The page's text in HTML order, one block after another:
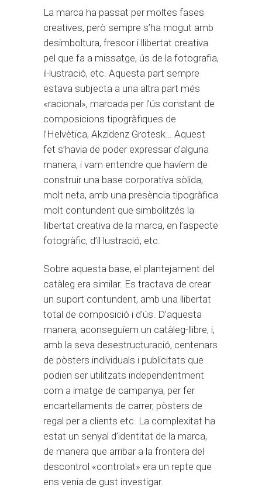
La marca ha passat per moltes fases
creatives, però sempre s’ha mogut amb
desimboltura, frescor i llibertat creativa
pel que fa a missatge, ús de la fotografia,
il·lustració, etc. Aquesta part sempre
estava subjecta a una altra part més
«racional», marcada per l’ús constant de
composicions tipogràfiques de
l’Helvètica, Akzidenz Grotesk… Aquest
fet s’havia de poder expressar d’alguna
manera, i vam entendre que havíem de
construir una base corporativa sòlida,
molt neta, amb una presència tipogràfica
molt contundent que simbolitzés la
llibertat creativa de la marca, en l’aspecte
fotogràfic, d’il·lustració, etc.
Sobre aquesta base, el plantejament del
catàleg era similar. Es tractava de crear
un suport contundent, amb una llibertat
total de composició i d’ús. D’aquesta
manera, aconseguíem un catàleg-llibre, i,
amb la seva desestructuració, centenars
de pòsters individuals i publicitats que
podien ser utilitzats independentment
com a imatge de campanya, per fer
encartellaments de carrer, pòsters de
regal per a clients etc. La complexitat ha
estat un senyal d’identitat de la marca,
de manera que arribar a la frontera del
descontrol «controlat» era un repte que
ens venia de gust investigar.